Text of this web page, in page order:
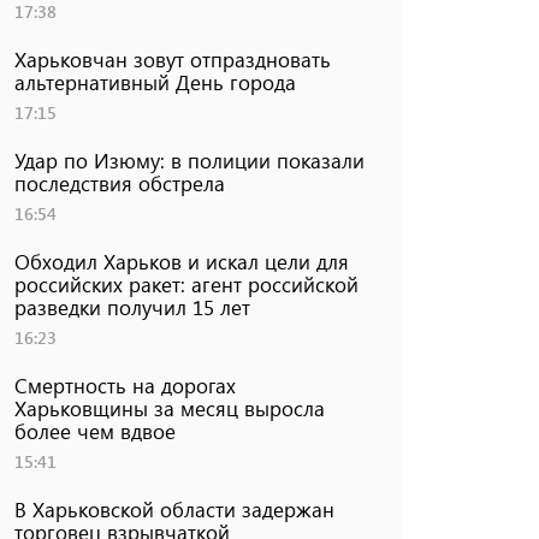
17:38
Харьковчан зовут отпраздновать
альтернативный День города
17:15
Удар по Изюму: в полиции показали
последствия обстрела
16:54
Обходил Харьков и искал цели для
российских ракет: агент российской
разведки получил 15 лет
16:23
Смертность на дорогах
Харьковщины за месяц выросла
более чем вдвое
15:41
В Харьковской области задержан
торговец взрывчаткой